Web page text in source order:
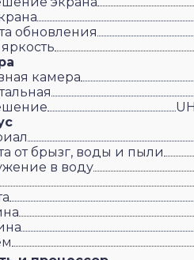
обновления
камера
от брызг, воды и пыли
в воду